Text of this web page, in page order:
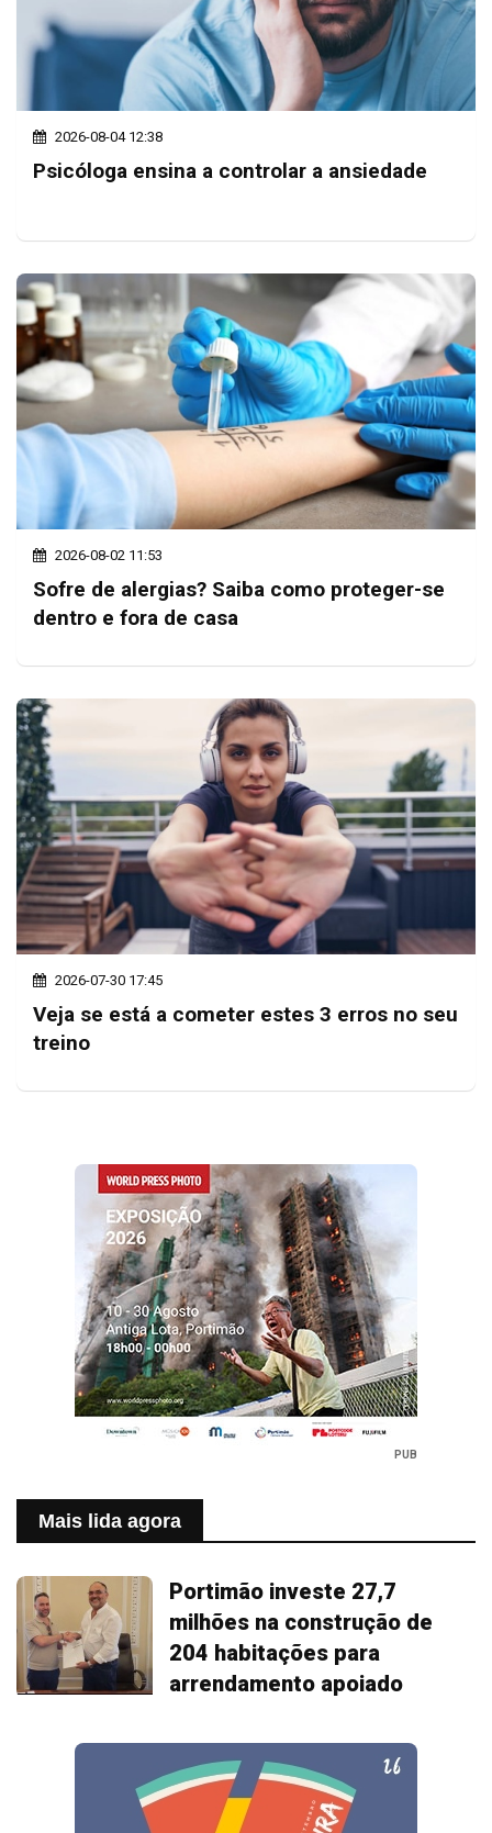
2026-08-04 12:38
Psicóloga ensina a controlar a ansiedade
2026-08-02 11:53
Sofre de alergias? Saiba como proteger-se
dentro e fora de casa
2026-07-30 17:45
Veja se está a cometer estes 3 erros no seu
treino
PUB
Mais lida agora
Portimão investe 27,7
milhões na construção de
204 habitações para
arrendamento apoiado